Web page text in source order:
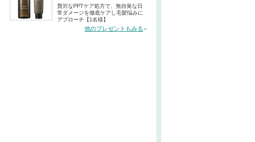
贅沢なPPTケア処方で、無自覚な日
常ダメージを徹底ケアし毛髪悩みに
アプローチ【1名様】
他のプレゼントもみる